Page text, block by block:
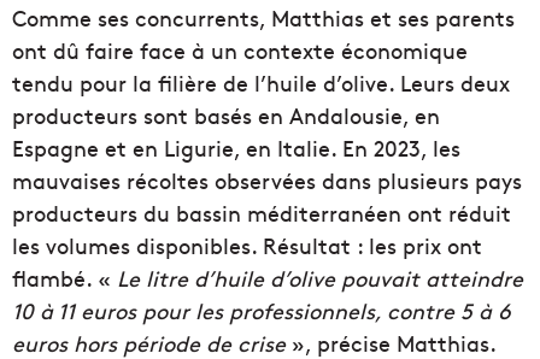
Comme ses concurrents, Matthias et ses parents
ont dû faire face à un contexte économique
tendu pour la filière de l’huile d’olive. Leurs deux
producteurs sont basés en Andalousie, en
Espagne et en Ligurie, en Italie. En 2023, les
mauvaises récoltes observées dans plusieurs pays
producteurs du bassin méditerranéen ont réduit
les volumes disponibles. Résultat : les prix ont
flambé. « Le litre d’huile d’olive pouvait atteindre
10 à 11 euros pour les professionnels, contre 5 à 6
euros hors période de crise», précise Matthias.